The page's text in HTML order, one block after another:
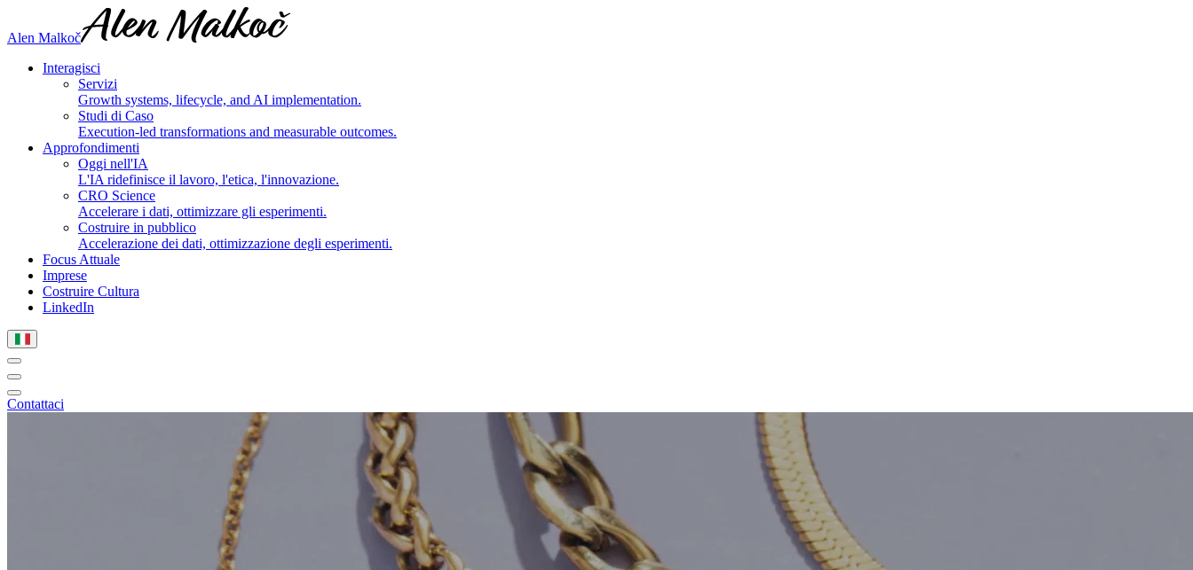
Alen Malkoč
Interagisci
Servizi
Growth systems, lifecycle, and AI implementation.
Studi di Caso
Execution-led transformations and measurable outcomes.
Approfondimenti
Oggi nell'IA
L'IA ridefinisce il lavoro, l'etica, l'innovazione.
CRO Science
Accelerare i dati, ottimizzare gli esperimenti.
Costruire in pubblico
Accelerazione dei dati, ottimizzazione degli esperimenti.
Focus Attuale
Imprese
Costruire Cultura
LinkedIn
Contattaci